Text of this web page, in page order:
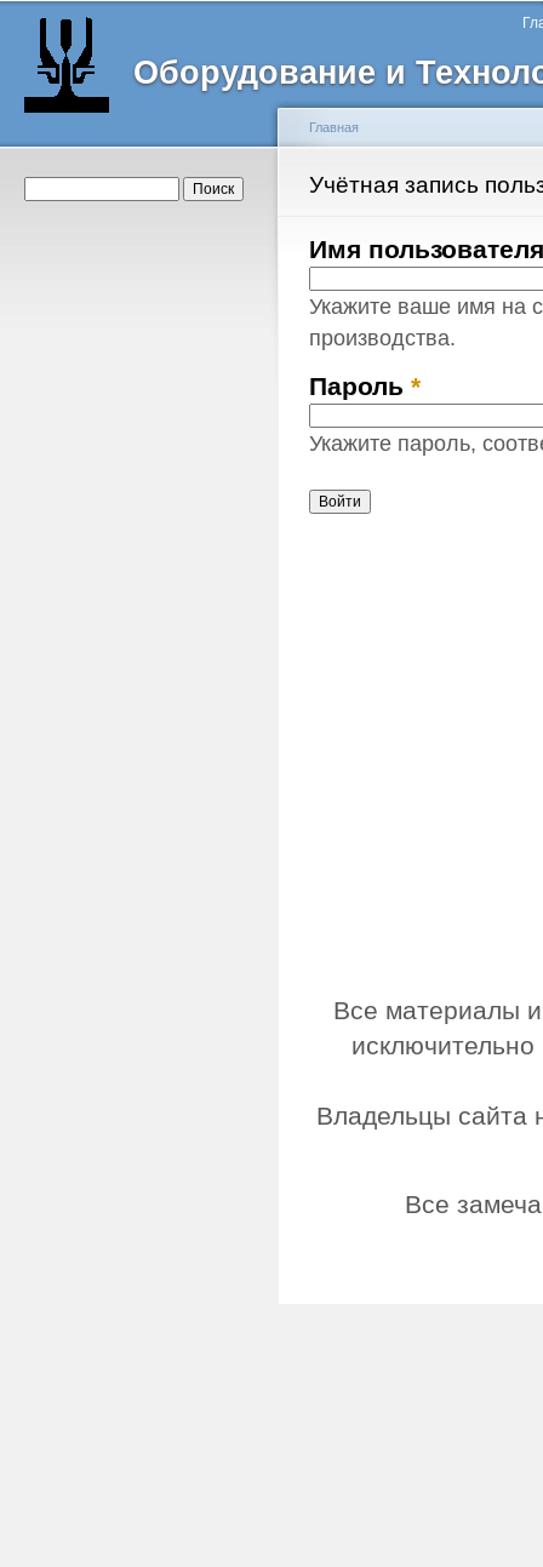
Оборудование и
Главное меню
Вы здесь
Главная
Учётная запись
Главные вкладки
Имя
Укажите ваше имя на
производства.
Пароль *
Укажите пароль,
Все материалы
Владельцы сайта
Все